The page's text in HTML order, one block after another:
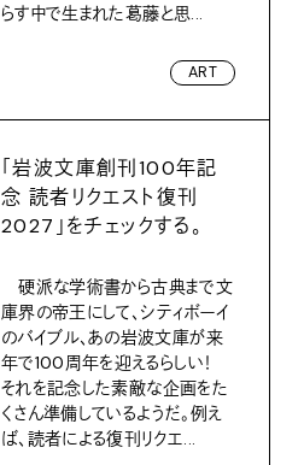
らす中で生まれた葛藤と思...
ART
「岩波文庫創刊100年記
念 読者リクエスト復刊
2027」をチェックする。
硬派な学術書から古典まで文
庫界の帝王にして、シティボーイ
のバイブル、あの岩波文庫が来
年で100周年を迎えるらしい！
それを記念した素敵な企画をた
くさん準備しているようだ。例え
ば、読者による復刊リクエ...